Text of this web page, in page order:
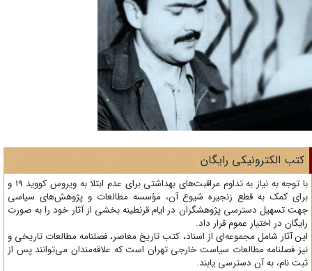
الکترونیکی رایگان
با توجه به نیاز به تداوم مراقبت‌های بهداشتی برای عدم ابتلا به ویروس کووید 19 و
کمک به قطع زنجیره شیوع آن، مؤسسه مطالعات و پژوهش‌های سیاسی
تسهیل دسترسی پژوهشگران در ایام قرنطینه بخشی از آثار خود را به صورت
در اختیار عموم قرار داد.
آثار شامل مجموعه‌ای از اسناد، کتب تاریخ معاصر، فصلنامه‌ مطالعات تاریخی و
فصلنامه مطالعات سیاست خارجی تهران است که علاقه‌مندان می‌توانند پس از
نام، به آن دسترسی یابند.